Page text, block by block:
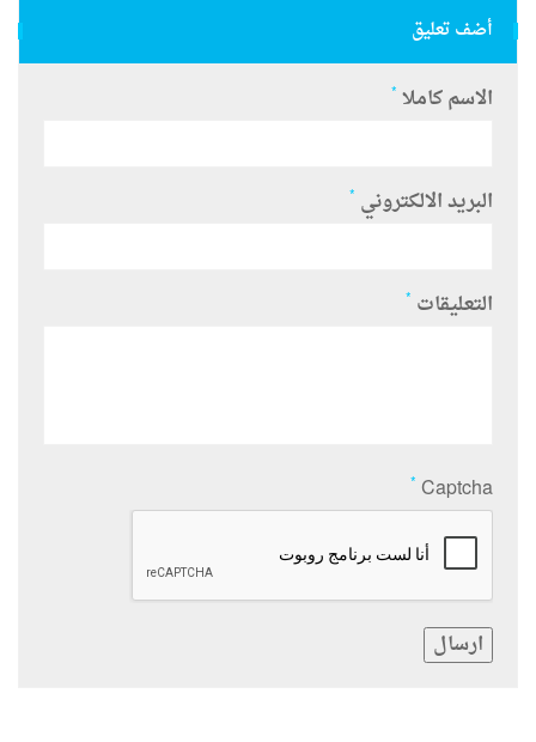
أضف تعليق
الاسم كاملا *
البريد الالكتروني *
التعليقات *
Captcha
*
ارسال